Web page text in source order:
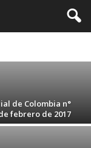
27 de
de Colombia n°
febrero de 2017